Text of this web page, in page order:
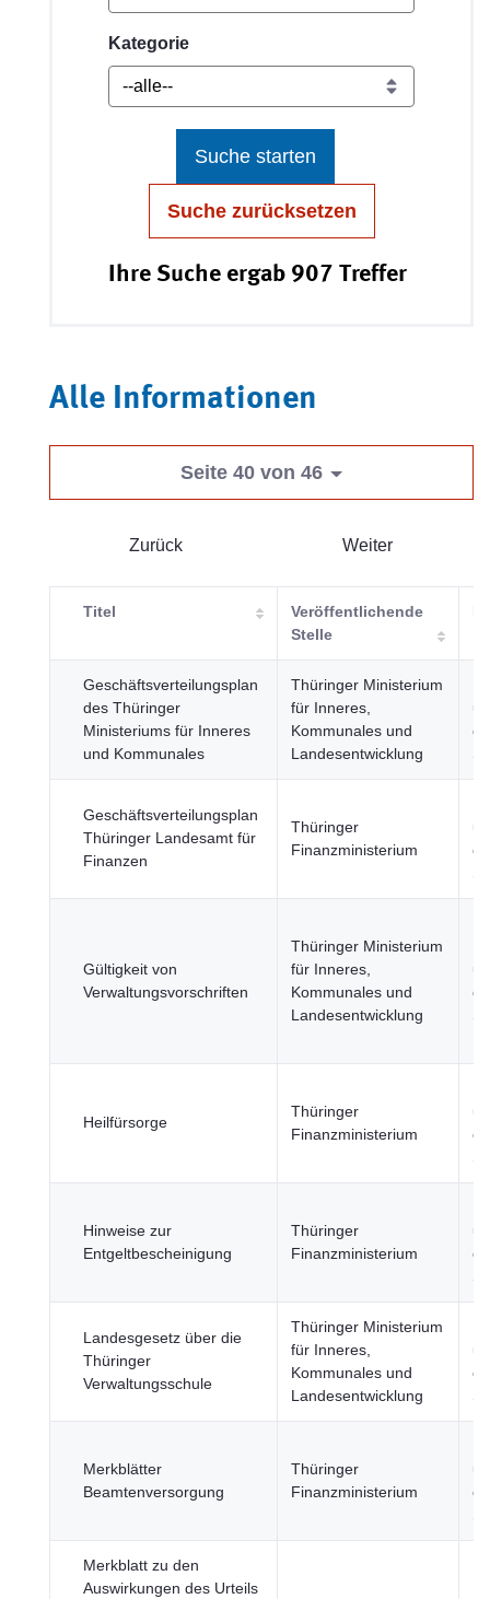
Kategorie
Suche starten
Suche zurücksetzen
Ihre Suche ergab 907 Treffer
Alle Informationen
Seite 40 von 46
Zurück Weiter
Titel
Veröffentlichende
Stelle
Geschäftsverteilungsplan
des Thüringer
Ministeriums für Inneres
und Kommunales
Thüringer Ministerium
für Inneres,
Kommunales und
Landesentwicklung
Geschäftsverteilungsplan
Thüringer Landesamt für
Finanzen
Thüringer
Finanzministerium
Gültigkeit von
Verwaltungsvorschriften
Thüringer Ministerium
für Inneres,
Kommunales und
Landesentwicklung
Heilfürsorge
Thüringer
Finanzministerium
Hinweise zur
Entgeltbescheinigung
Thüringer
Finanzministerium
Landesgesetz über die
Thüringer
Verwaltungsschule
Thüringer Ministerium
für Inneres,
Kommunales und
Landesentwicklung
Merkblätter
Beamtenversorgung
Thüringer
Finanzministerium
Merkblatt zu den
Auswirkungen des Urteils